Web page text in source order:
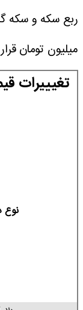
میلیون تومان
تغیییرات
نوع